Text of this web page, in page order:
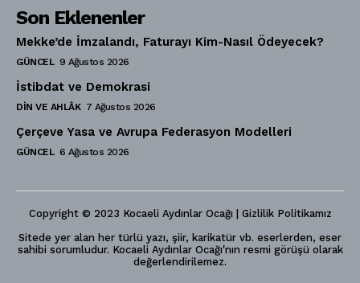
Son Eklenenler
Mekke’de İmzalandı, Faturayı Kim-Nasıl Ödeyecek?
GÜNCEL 9 Ağustos 2026
İstibdat ve Demokrasi
DIN VE AHLÂK 7 Ağustos 2026
Çerçeve Yasa ve Avrupa Federasyon Modelleri
GÜNCEL 6 Ağustos 2026
Copyright © 2023 Kocaeli Aydınlar Ocağı | Gizlilik Politikamız
Sitede yer alan her türlü yazı, şiir, karikatür vb. eserlerden, eser
sahibi sorumludur. Kocaeli Aydınlar Ocağı'nın resmi görüşü olarak
değerlendirilemez.